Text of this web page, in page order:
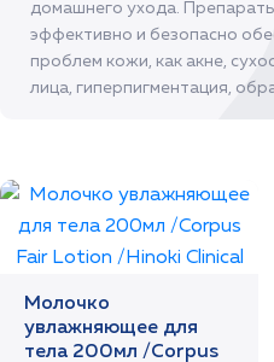
домашнего ухода. Препараты
эффективно и безопасно
проблем кожи, как акне,
лица, гиперпигментация,
Молочко
увлажняющее для
тела 200мл /Corpus